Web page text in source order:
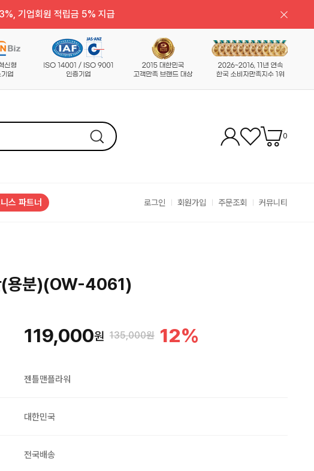
기업회원 적립금 5% 지급
0
스 파트너 로그인 회원가입 주문조회 커뮤니티
(용분)(OW-4061)
119,000원 135,000원 12%
젠틀맨플라워
대한민국
전국배송